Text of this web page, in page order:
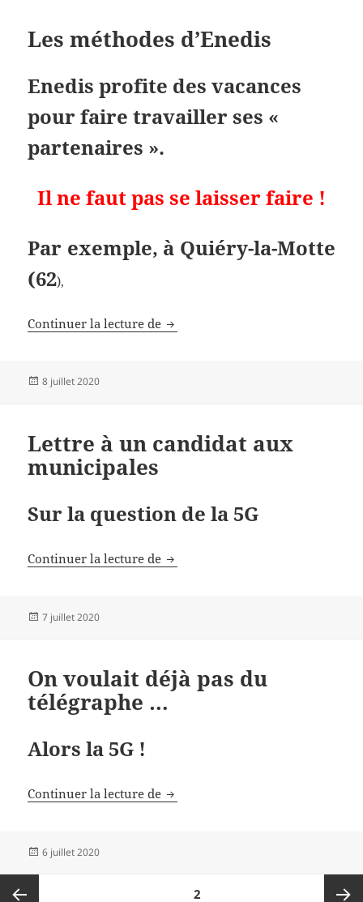
Les méthodes d’Enedis
Enedis profite des vacances
pour faire travailler ses «
partenaires ».
Il ne faut pas se laisser faire !
Par exemple, à Quiéry-la-Motte
(62),
Continuer la lecture de Les méthodes d’Enedis
Publié
8 juillet 2020
Lettre à un candidat aux
municipales
Sur la question de la 5G
Continuer la lecture de Lettre à un candidat aux
Publié
7 juillet 2020
On voulait déjà pas du
télégraphe …
Alors la 5G !
Continuer la lecture de On voulait déjà pas du
Publié
6 juillet 2020
PAGE2